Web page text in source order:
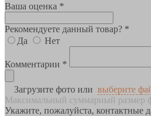
Ваша оценка *
Рекомендуете данный товар? *
Да
Нет
Комментарии *
Загрузите фото или выберите
Максимальный суммарный размер
Укажите, пожалуйста, контактные